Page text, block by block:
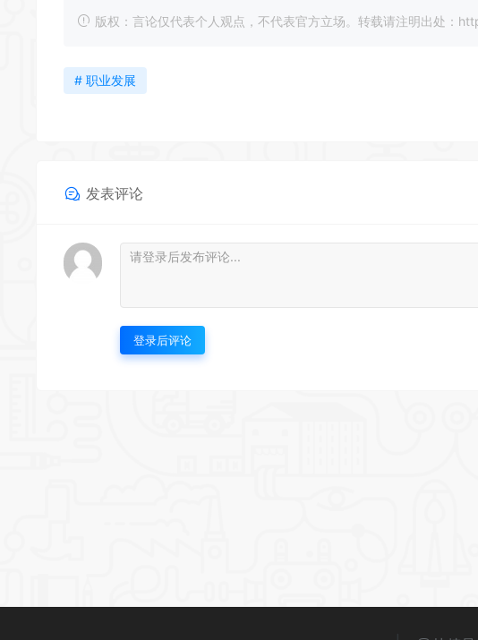
版权：言论仅代表个人观点，不代表官方立场。转载请注明出处
# 职业发展
发表评论
登录后评论